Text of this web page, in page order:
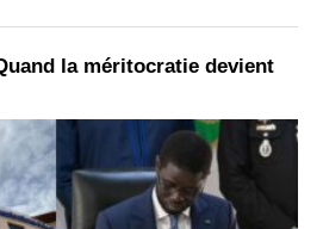
la méritocratie devient